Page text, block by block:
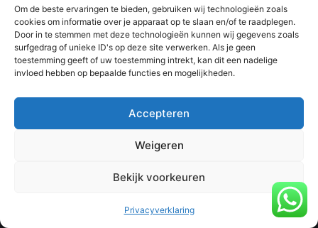
Om de beste ervaringen te bieden, gebruiken wij technologieën zoals
cookies om informatie over je apparaat op te slaan en/of te raadplegen.
Door in te stemmen met deze technologieën kunnen wij gegevens zoals
surfgedrag of unieke ID's op deze site verwerken. Als je geen
toestemming geeft of uw toestemming intrekt, kan dit een nadelige
invloed hebben op bepaalde functies en mogelijkheden.
Accepteren
Weigeren
Bekijk voorkeuren
Privacyverklaring
© 2025 Sven van Hoof alle rechten voorbehouden.